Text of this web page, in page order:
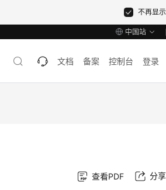
不再显
中国站
文档 备案 控制台 登录
查看PDF 分享